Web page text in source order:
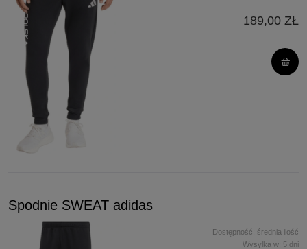
189,00 ZŁ
Spodnie SWEAT adidas
Dostępność: średnia ilość
Wysyłka w: 5 dni